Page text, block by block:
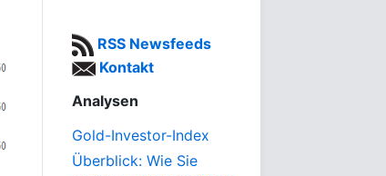
RSS Newsfeeds
Kontakt
Analysen
Gold-Investor-Index
Überblick: Wie Sie